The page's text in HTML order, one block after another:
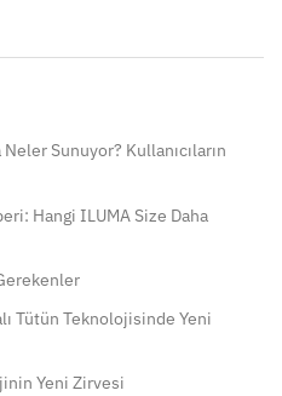
Sunuyor? Kullanıcıların
Hangi ILUMA Size Daha
Tütün Teknolojisinde Yeni
Yeni Zirvesi